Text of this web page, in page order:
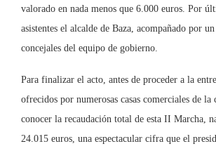
valorado en nada menos que 6.000 euros. Por
asistentes el alcalde de Baza, acompañado por
concejales del equipo de gobierno.
Para finalizar el acto, antes de proceder a la
ofrecidos por numerosas casas comerciales de la
conocer la recaudación total de esta II Marcha,
24.015 euros, una espectacular cifra que el